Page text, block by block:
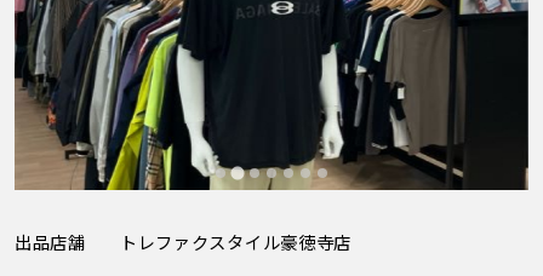
出品店舗
トレファクスタイル豪徳寺店